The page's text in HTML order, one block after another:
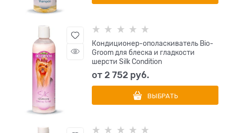
Кондиционер-ополаскиватель Bio-
Groom для блеска и гладкости
шерсти Silk Condition
от2 752 руб.
ВЫБРАТЬ